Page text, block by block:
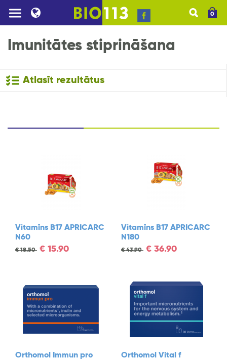
0
Imunitātes stiprināšana
Atlasīt rezultātus
Vitamīns B17 APRICARC
N60
€18.50 € 15.90
Vitamīns B17 APRICARC
N180
€43.90 € 36.90
Orthomol Immun pro Orthomol Vital f